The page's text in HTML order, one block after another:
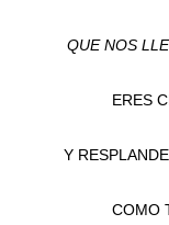
QUE NOS
ERES
Y
COMO